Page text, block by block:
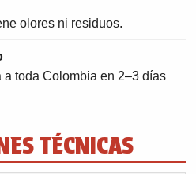
olores ni residuos.
toda Colombia en 2–3 días
TÉCNICAS